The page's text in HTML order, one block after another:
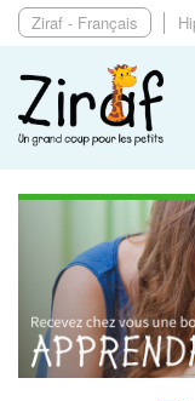
Ziraf - Français